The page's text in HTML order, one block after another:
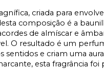
criada para
composição é a
de almíscar e
O resultado é um
sentidos e criam uma
esta fragrância